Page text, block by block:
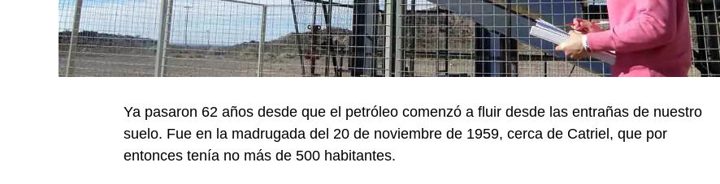
Ya pasaron 62 años desde que el petróleo comenzó a fluir desde las entrañas de nuestro
suelo. Fue en la madrugada del 20 de noviembre de 1959, cerca de Catriel, que por
entonces tenía no más de 500 habitantes.